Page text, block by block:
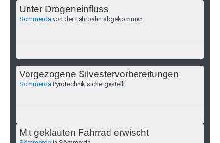
Unter Drogeneinfluss
Sömmerda von der Fahrbahn abgekommen
Vorgezogene Silvestervorbereitungen
Sömmerda Pyrotechnik sichergestellt
Mit geklauten Fahrrad erwischt